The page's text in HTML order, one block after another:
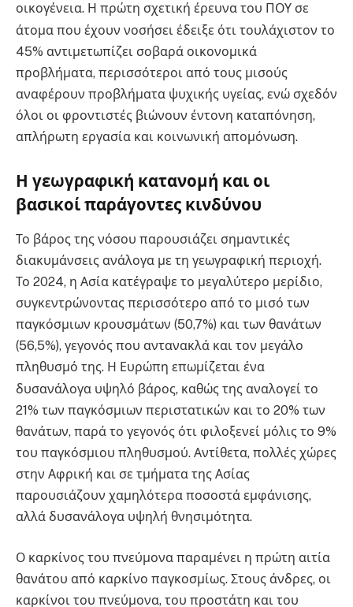
οικογένεια. Η πρώτη σχετική έρευνα του ΠΟΥ σε
άτομα που έχουν νοσήσει έδειξε ότι τουλάχιστον το
45% αντιμετωπίζει σοβαρά οικονομικά
προβλήματα, περισσότεροι από τους μισούς
αναφέρουν προβλήματα ψυχικής υγείας, ενώ σχεδόν
όλοι οι φροντιστές βιώνουν έντονη καταπόνηση,
απλήρωτη εργασία και κοινωνική απομόνωση.
Η γεωγραφική κατανομή και οι
βασικοί παράγοντες κινδύνου
Το βάρος της νόσου παρουσιάζει σημαντικές
διακυμάνσεις ανάλογα με τη γεωγραφική περιοχή.
Το 2024, η Ασία κατέγραψε το μεγαλύτερο μερίδιο,
συγκεντρώνοντας περισσότερο από το μισό των
παγκόσμιων κρουσμάτων (50,7%) και των θανάτων
(56,5%), γεγονός που αντανακλά και τον μεγάλο
πληθυσμό της. Η Ευρώπη επωμίζεται ένα
δυσανάλογα υψηλό βάρος, καθώς της αναλογεί το
21% των παγκόσμιων περιστατικών και το 20% των
θανάτων, παρά το γεγονός ότι φιλοξενεί μόλις το 9%
του παγκόσμιου πληθυσμού. Αντίθετα, πολλές χώρες
στην Αφρική και σε τμήματα της Ασίας
παρουσιάζουν χαμηλότερα ποσοστά εμφάνισης,
αλλά δυσανάλογα υψηλή θνησιμότητα.
Ο καρκίνος του πνεύμονα παραμένει η πρώτη αιτία
θανάτου από καρκίνο παγκοσμίως. Στους άνδρες, οι
καρκίνοι του πνεύμονα, του προστάτη και του